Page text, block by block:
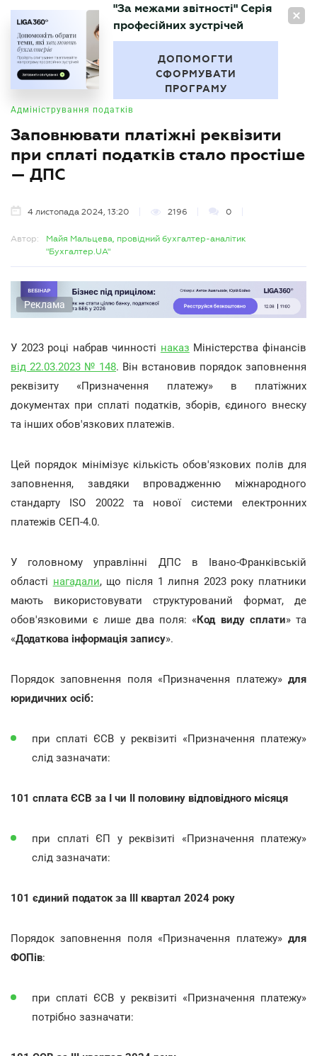
UA
БУХГАЛТЕР
"За межами звітності" Серія
професійних зустрічей
ДОПОМОГТИ
СФОРМУВАТИ
ПРОГРАМУ
Адміністрування податків
Заповнювати платіжні реквізити
при сплаті податків стало простіше
— ДПС
4 листопада 2024, 13:20 2196 0
Автор:
Майя Мальцева, провідний бухгалтер-аналітик
"Бухгалтер.UA"
Реклама
У 2023 році набрав чинності наказ Міністерства фінансів
від 22.03.2023 № 148. Він встановив порядок заповнення
реквізиту «Призначення платежу» в платіжних
документах при сплаті податків, зборів, єдиного внеску
та інших обов'язкових платежів.
Цей порядок мінімізує кількість обов'язкових полів для
заповнення, завдяки впровадженню міжнародного
стандарту ISO 20022 та нової системи електронних
платежів СЕП-4.0.
У головному управлінні ДПС в Івано-Франківській
області нагадали, що після 1 липня 2023 року платники
мають використовувати структурований формат, де
обов'язковими є лише два поля: «Код виду сплати» та
«Додаткова інформація запису».
Порядок заповнення поля «Призначення платежу» для
юридичних осіб:
при сплаті ЄСВ у реквізиті «Призначення платежу»
слід зазначати:
101 сплата ЄСВ за І чи ІІ половину відповідного місяця
при сплаті ЄП у реквізиті «Призначення платежу»
слід зазначати:
101 єдиний податок за ІІІ квартал 2024 року
Порядок заповнення поля «Призначення платежу» для
ФОПів:
при сплаті ЄСВ у реквізиті «Призначення платежу»
потрібно зазначати: